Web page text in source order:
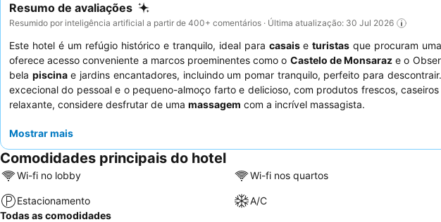
Resumo de avaliações
Resumido por inteligência artificial a partir de 400+ comentários · Última atualização: 30 Jul 2026
Este hotel é um refúgio histórico e tranquilo, ideal para casaiseturistas que procuram
oferece acesso conveniente a marcos proeminentes como o Castelo de Monsaraz e o
bela piscinae jardins encantadores, incluindo um pomar tranquilo, perfeito para
excecional do pessoal e o pequeno-almoço farto e delicioso, com produtos frescos,
relaxante, considere desfrutar de uma massagem com a incrível massagista.
Mostrar mais
Comodidades principais do hotel
Wi-fi no lobby Wi-fi nos quartos
Estacionamento A/C
Todas as comodidades